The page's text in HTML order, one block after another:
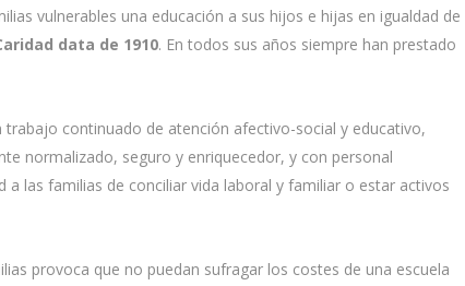
vulnerables una educación a sus hijos e hijas en igualdad de
data de 1910. En todos sus años siempre han prestado
continuado de atención afectivo-social y educativo,
normalizado, seguro y enriquecedor, y con personal
las familias de conciliar vida laboral y familiar o estar activos
provoca que no puedan sufragar los costes de una escuela